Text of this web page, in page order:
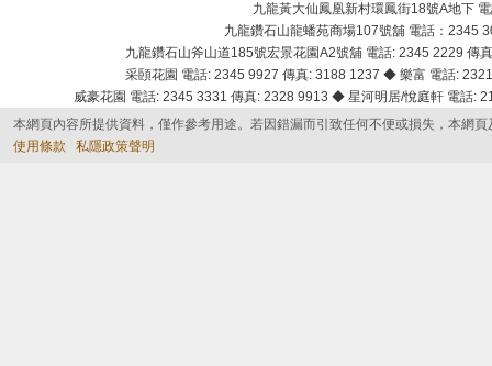
九龍黃大仙鳳凰新村環鳳街18號A地下
九龍鑽石山龍蟠苑商場107號舖 電話：2345
九龍鑽石山斧山道185號宏景花園A2號舖 電話: 2345 2229
采頣花園 電話: 2345 9927 傳真: 3188 1237 ◆ 樂富 電話:
威豪花園 電話: 2345 3331 傳真: 2328 9913 ◆ 星河明居/悅庭軒 電話
本網頁內容所提供資料，僅作參考用途。若因錯漏而引致任何不便或損失，本網
使用條款
私隱政策聲明